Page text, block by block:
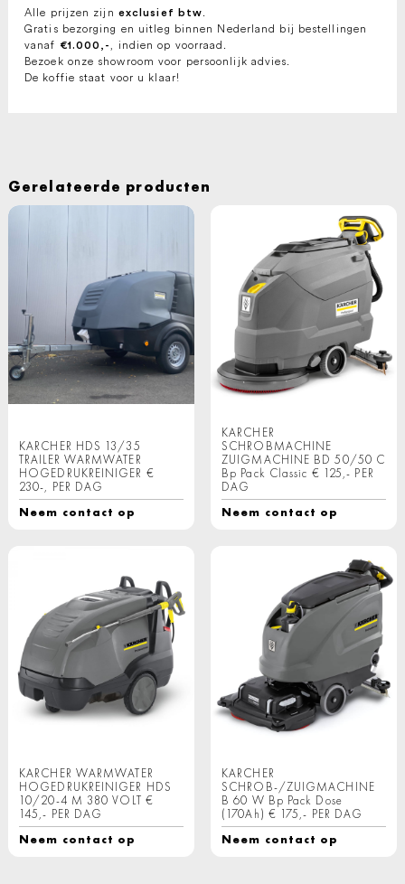
Alle prijzen zijn exclusief btw
Gratis bezorging en uitleg binnen Nederland bij bestellingen
vanaf €1.000,-
, indien op voorraad.
Bezoek onze showroom voor persoonlijk advies.
De koffie staat voor u klaar!
Gerelateerde producten
KARCHER HDS 13/35
TRAILER WARMWATER
HOGEDRUKREINIGER €
230-, PER DAG
Neem contact op
KARCHER
SCHROBMACHINE
ZUIGMACHINE BD 50/50 C
Bp Pack Classic € 125,- PER
DAG
Neem contact op
KARCHER WARMWATER
HOGEDRUKREINIGER HDS
10/20-4 M 380 VOLT €
145,- PER DAG
Neem contact op
KARCHER
SCHROB-/ZUIGMACHINE
B 60 W Bp Pack Dose
(170Ah) € 175,- PER DAG
Neem contact op